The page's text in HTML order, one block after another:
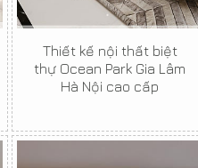
Thiết kế nội thất biệt
thự Ocean Park Gia Lâm
Hà Nội cao cấp